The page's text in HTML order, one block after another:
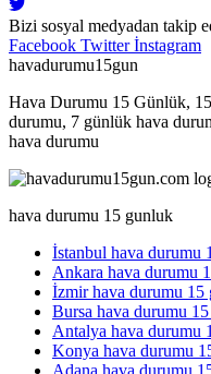
Bizi sosyal medyadan takip
Facebook Twitterİnstagram
havadurumu15gun
Hava Durumu 15 Günlük,
durumu, 7 günlük hava
hava durumu
hava durumu 15 gunluk
İstanbul hava durumu
Ankara hava durumu
İzmir hava durumu 15
Bursa hava durumu
Antalya hava durumu
Konya hava durumu
Adana hava durumu